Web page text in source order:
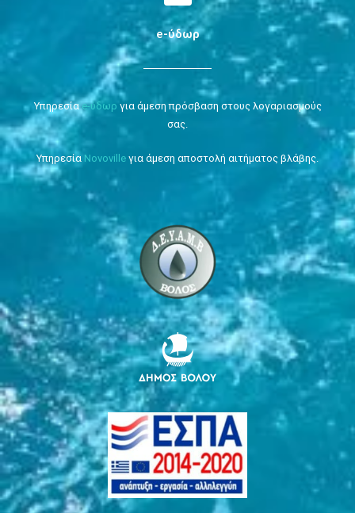
e-ύδωρ
Υπηρεσίαe-ύδωρ για άμεση πρόσβαση στους λογαριασμούς
σας.
Υπηρεσία Novoville για άμεση αποστολή αιτήματος βλάβης.